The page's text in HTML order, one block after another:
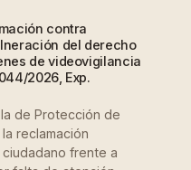
contra
del derecho
de videovigilancia
2026, Exp.
de Protección de
reclamación
frente a